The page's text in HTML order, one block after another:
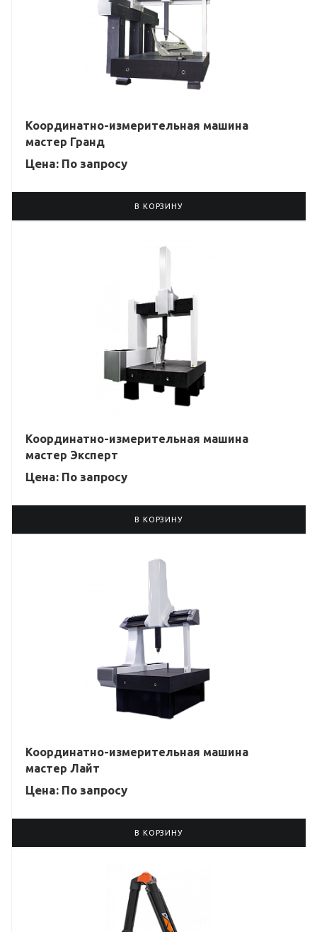
Координатно-измерительная машина
мастер Гранд
Цена: По запросу
В КОРЗИНУ
Координатно-измерительная машина
мастер Эксперт
Цена: По запросу
В КОРЗИНУ
Координатно-измерительная машина
мастер Лайт
Цена: По запросу
В КОРЗИНУ